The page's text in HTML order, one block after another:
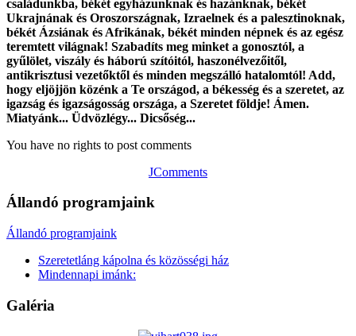
családunkba, békét egyházunknak és hazánknak, békét
Ukrajnának és Oroszországnak, Izraelnek és a palesztinoknak,
békét Ázsiának és Afrikának, békét minden népnek és az egész
teremtett világnak! Szabadíts meg minket a gonosztól, a
gyűlölet, viszály és háború szítóitól, haszonélvezőitől,
antikrisztusi vezetőktől és minden megszálló hatalomtól! Add,
hogy eljöjjön közénk a Te országod, a békesség és a szeretet, az
igazság és igazságosság országa, a Szeretet földje! Ámen.
Miatyánk... Üdvözlégy... Dicsőség...
You have no rights to post comments
JComments
Állandó programjaink
Állandó programjaink
Szeretetláng kápolna és közösségi ház
Mindennapi imánk:
Galéria